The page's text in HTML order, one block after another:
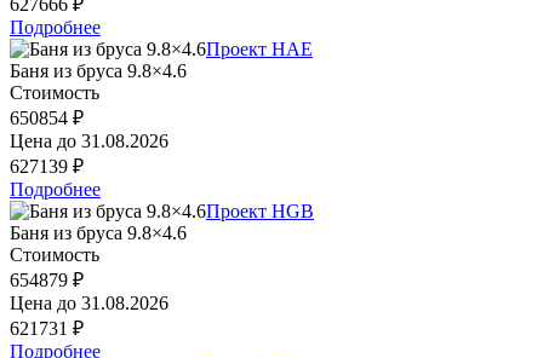
Подробнее
Проект HAE
Баня из бруса 9.8×4.6
Стоимость
650854 ₽
Цена до 31.08.2026
627139 ₽
Подробнее
Проект HGB
Баня из бруса 9.8×4.6
Стоимость
654879 ₽
Цена до 31.08.2026
621731 ₽
Подробнее